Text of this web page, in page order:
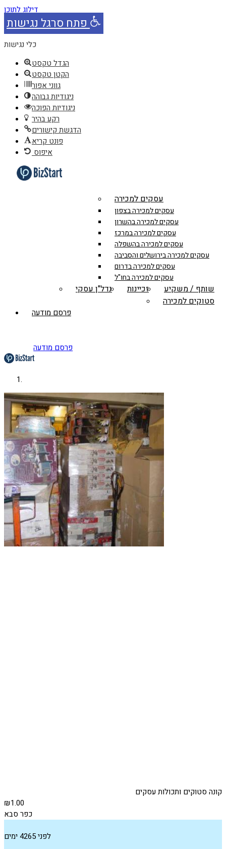
דילוג לתוכן
פתח סרגל נגישות
כלי נגישות
הגדל טקסט
הקטן טקסט
גווני אפור
ניגודיות גבוהה
ניגודיות הפוכה
רקע בהיר
הדגשת קישורים
פונט קריא
איפוס
עסקים למכירה
עסקים למכירה בצפון
עסקים למכירה בהשרון
עסקים למכירה במרכז
עסקים למכירה בהשפלה
עסקים למכירה בירושלים והסביבה
עסקים למכירה בדרום
עסקים למכירה בחו"ל
שותף / משקיע זכיינות
נדל"ן עסקי
סטוקים למכירה
פרסם מודעה
פרסם מודעה
קונה סטוקים ותכולות עסקים
₪1.00
כפר סבא
לפני 4265 ימים